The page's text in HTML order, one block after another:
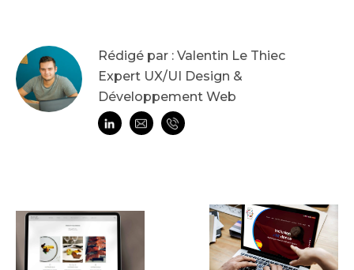
Rédigé par : Valentin Le Thiec
Expert UX/UI Design &
Développement Web